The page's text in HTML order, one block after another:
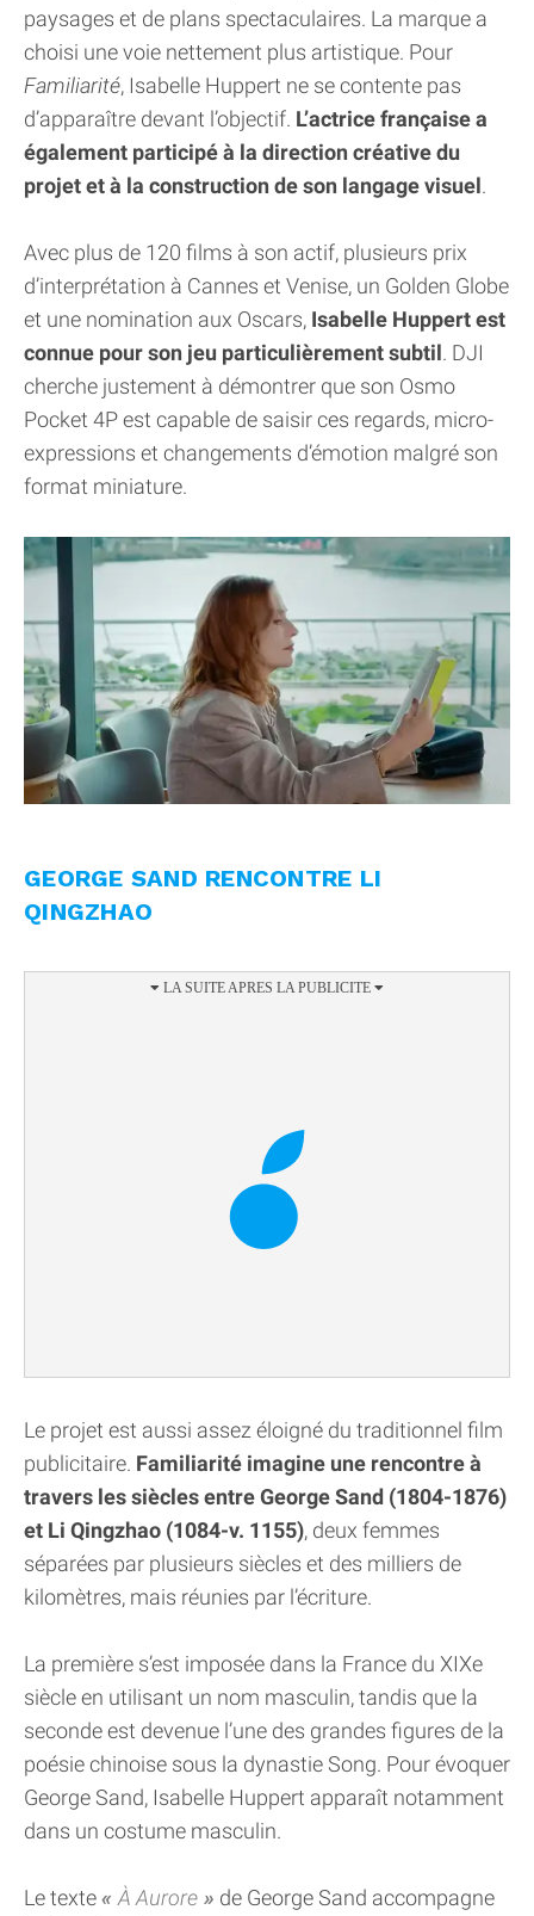
paysages et de plans spectaculaires. La marque a
choisi une voie nettement plus artistique. Pour
Familiarité, Isabelle Huppert ne se contente pas
d’apparaître devant l’objectif. L’actrice française a
également participé à la direction créative du
projet et à la construction de son langage visuel.
Avec plus de 120 films à son actif, plusieurs prix
d’interprétation à Cannes et Venise, un Golden Globe
et une nomination aux Oscars, Isabelle Huppert est
connue pour son jeu particulièrement subtil. DJI
cherche justement à démontrer que son Osmo
Pocket 4P est capable de saisir ces regards, micro-
expressions et changements d’émotion malgré son
format miniature.
GEORGE SAND RENCONTRE LI
QINGZHAO
Le projet est aussi assez éloigné du traditionnel film
publicitaire. Familiarité imagine une rencontre à
travers les siècles entre George Sand (1804-1876)
et Li Qingzhao (1084-v. 1155), deux femmes
séparées par plusieurs siècles et des milliers de
kilomètres, mais réunies par l’écriture.
La première s’est imposée dans la France du XIXe
siècle en utilisant un nom masculin, tandis que la
seconde est devenue l’une des grandes figures de la
poésie chinoise sous la dynastie Song. Pour évoquer
George Sand, Isabelle Huppert apparaît notamment
dans un costume masculin.
Le texte À Aurore
de George Sand accompagne